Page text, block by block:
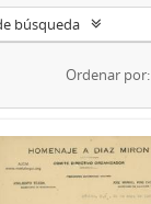
búsqueda
Ordenar por: